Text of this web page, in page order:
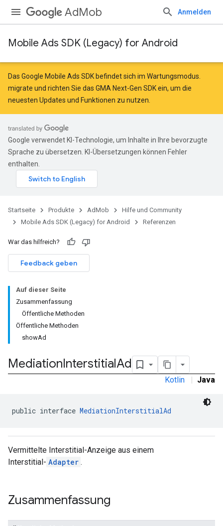
AdMob Anmelden
Mobile Ads SDK (Legacy) for Android
Das Google Mobile Ads SDK befindet sich im Wartungsmodus.
migrate und richten Sie das GMA Next-Gen SDK ein, um die
neuesten Updates und Funktionen zu nutzen.
Google verwendet KI-Technologie, um Inhalte in Ihre bevorzugte
Sprache zu übersetzen. KI-Übersetzungen können Fehler
enthalten.
Startseite Produkte AdMob
Hilfe und Community
Mobile Ads SDK (Legacy) for Android
Referenzen
War das hilfreich?
Feedback geben
Auf dieser Seite
Zusammenfassung
Öffentliche Methoden
Öffentliche Methoden
showAd
MediationInterstitialAd
Kotlin | Java
public interface MediationInterstitialAd
Vermittelte Interstitial-Anzeige aus einem
Interstitial- Adapter .
Zusammenfassung